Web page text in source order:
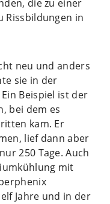
die zu einer
Rissbildungen in
neu und anders
sie in der
Beispiel ist der
bei dem es
kam. Er
lief dann aber
250 Tage. Auch
mit
Jahre und in der